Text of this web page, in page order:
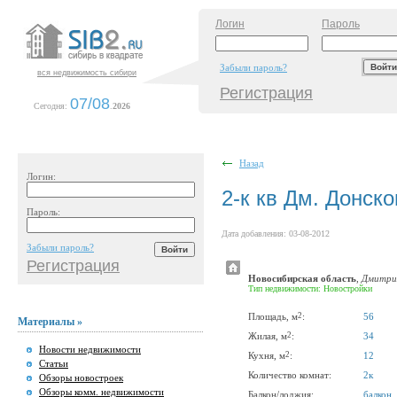
вся недвижимость сибири
Сегодня: 07/08 2026
Логин Пароль
Забыли пароль?
Регистрация
Логин:
Пароль:
Забыли пароль?
Регистрация
Материалы »
Новости недвижимости
Статьи
Обзоры новостроек
Обзоры комм. недвижимости
Назад
2-к кв Дм.
Дата добавления: 03-08-2012
Новосибирская область
Тип недвижимости: Новостройки
Площадь, м2 :
56
Жилая, м2 :
34
Кухня, м2 :
12
Количество комнат:
2к
Балкон/лоджия:
балкон